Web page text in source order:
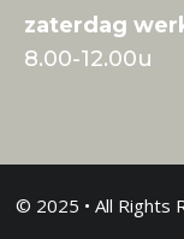
zaterdag
8.00-12.00u
© 2025 • All Rights